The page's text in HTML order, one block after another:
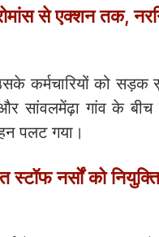
से एक्शन तक,
कर्मचारियों को सड़क
सांवलमेंढ़ा गांव के
पलट गया।
नर्सों को